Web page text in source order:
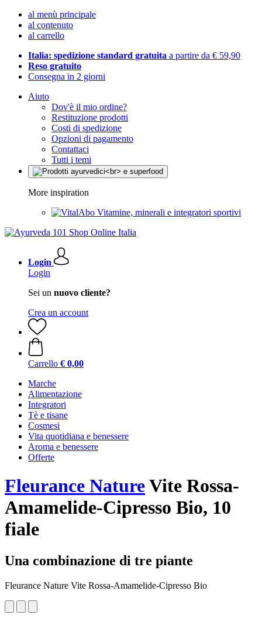
al menù principale
al contenuto
al carrello
Italia: spedizione standard gratuita a partire da € 59,90
Reso gratuito
Consegna in 2 giorni
Aiuto
Dov'è il mio ordine?
Restituzione prodotti
Costi di spedizione
Opzioni di pagamento
Contattaci
Tutti i temi
More inspiration
Vitamine, minerali e integratori sportivi
Login
Login
Sei un nuovo cliente?
Crea un account
Carrello € 0,00
Marche
Alimentazione
Integratori
Tè e tisane
Cosmesi
Vita quotidiana e benessere
Aroma e benessere
Offerte
Fleurance NatureVite Rossa-
Amamelide-Cipresso Bio, 10
fiale
Una combinazione di tre piante
Fleurance Nature Vite Rossa-Amamelide-Cipresso Bio